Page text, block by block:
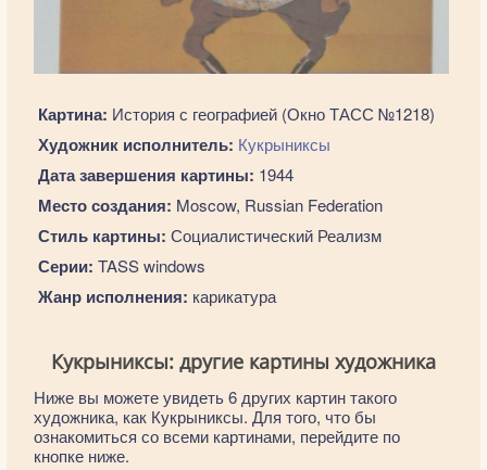
Картина: История с географией (Окно ТАСС №1218)
Художник исполнитель: Кукрыниксы
Дата завершения картины: 1944
Место создания: Moscow, Russian Federation
Стиль картины: Социалистический Реализм
Серии: TASS windows
Жанр исполнения: карикатура
Кукрыниксы: другие картины художника
Ниже вы можете увидеть 6 других картин такого
художника, как Кукрыниксы. Для того, что бы
ознакомиться со всеми картинами, перейдите по
кнопке ниже.